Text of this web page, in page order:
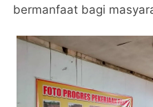
bermanfaat bagi